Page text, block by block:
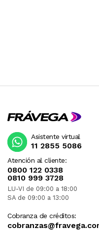
Atención al cliente:
0800 122 0338
0810 999 3728
LU-VI de 09:00 a 18:00
SA de 09:00 a 13:00
Cobranza de créditos:
Asistente virtual
11 2855 5086